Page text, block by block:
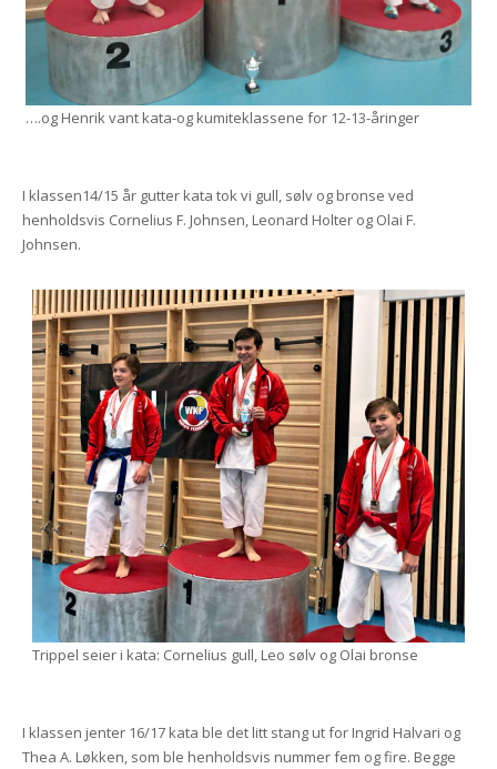
….og Henrik vant kata-og kumiteklassene for 12-13-åringer
I klassen14/15 år gutter kata tok vi gull, sølv og bronse ved
henholdsvis Cornelius F. Johnsen, Leonard Holter og Olai F.
Johnsen.
Trippel seier i kata: Cornelius gull, Leo sølv og Olai bronse
I klassen jenter 16/17 kata ble det litt stang ut for Ingrid Halvari og
Thea A. Løkken, som ble henholdsvis nummer fem og fire. Begge